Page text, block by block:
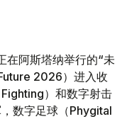
在阿斯塔纳举行的“未
2026）进入收
）和数字射击
数字足球（Phygital